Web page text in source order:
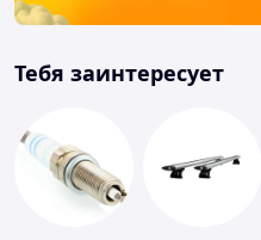
Тебя заинтересует